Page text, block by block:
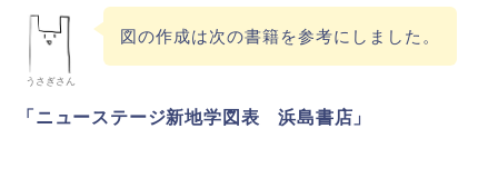
うさぎさん
図の作成は次の書籍を参考にしました。
「ニューステージ新地学図表 浜島書店」